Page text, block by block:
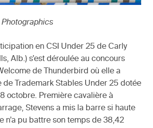
Photographics
en CSI Under 25 de Carly
Alb.) s’est déroulée au concours
de Thunderbird où elle a
de Trademark Stables Under 25 dotée
octobre. Première cavalière à
Stevens a mis la barre si haute
n’a pu battre son temps de 38,42